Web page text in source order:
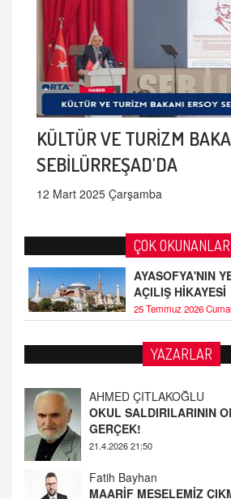
KÜLTÜR VE TURİZM
SEBİLÜRREŞAD'DA
12 Mart 2025 Çarşamba
ÇOK OKUNANLAR
AYASOFYA'NIN
AÇILIŞ HİKAYESİ
25 Temmuz 2026
YAZARLAR
Fatih Bayhan
MAARİF MESELEMİZ
19.4.2026 09:14
YUSUF YAVUZYILMAZ
EĞİTİM'DE ŞİDDET